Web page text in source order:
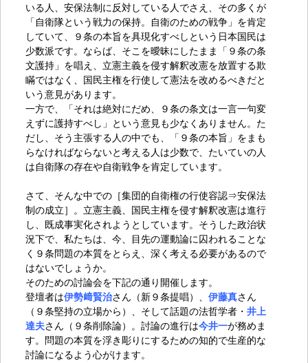
いる人、安保法制に反対している人でさえ、その多くが
「自衛隊という戦力の保持。自衛のための戦争」を肯定
していて、９条の本旨を具現化すべしという日本国民は
少数派です。ならば、そこを曖昧にしたまま「９条の条
文護持」を唱え、立憲主義を侵す解釈改憲を放置する欺
瞞ではなく、国民主権を行使して憲法を改めるべきだと
いう意見があります。
一方で、「それは絶対にだめ、９条の条文は一言一句変
えずに護持すべし」という意見も少なくありません。た
だし、そう主張する人の中でも、「９条の本旨」をまも
らなければならないと考える人は少数で、たいていの人
は自衛隊の存在や自衛戦争を肯定しています。
さて、そんな中での［集団的自衛権の行使容認⇒安保法
制の成立］。立憲主義、国民主権を侵す解釈改憲は進行
し、既成事実化されようとしています。そうした政治状
況下で、私たちは、今、目先の運動論に囚われることな
く９条問題の本質をとらえ、深く考える必要があるので
はないでしょうか。
そのための討論会を下記の通り開催します。
登壇者は伊勢﨑賢治さん（新９条提唱）、 伊藤真さん
（９条堅持の立場から）、そして話題の法哲学者・ 井上
達夫さん（９条削除論）。討論の進行は今井一が務めま
す。問題の本質を浮き彫りにするための知的で生産的な
討論になるよう心がけます。